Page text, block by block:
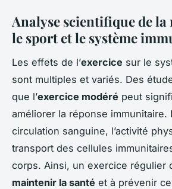
Analyse scientifique de
le sport et le système
Les effets de l’exercice sur le
sont multiples et variés. Des
que l’exercice modéré peut
améliorer la réponse immunitaire.
circulation sanguine, l’activité
transport des cellules
corps. Ainsi, un exercice régulier
maintenir la santé et à prévenir